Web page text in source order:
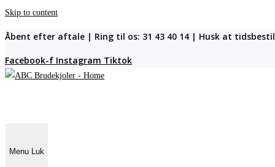
Skip to content
Åbent efter aftale | Ring til os: 31 43 40 14 | Husk at
Facebook-f Instagram Tiktok
Menu Luk